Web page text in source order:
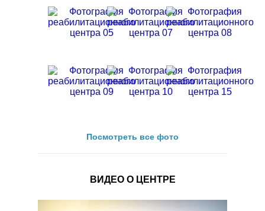
Посмотреть все фото
ВИДЕО О ЦЕНТРЕ